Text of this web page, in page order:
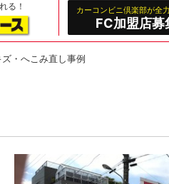
る！ カーコンビニ倶楽部が全
FC加盟店募
・へこみ直し事例